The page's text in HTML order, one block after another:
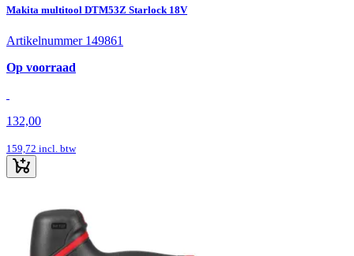
Makita multitool DTM53Z Starlock 18V
Artikelnummer 149861
Op voorraad
132,00
159,72 incl. btw